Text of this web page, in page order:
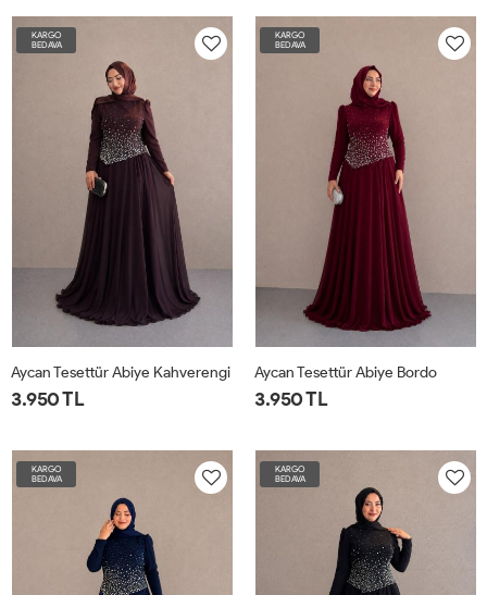
KARGO
BEDAVA
Aycan Tesettür Abiye Kahverengi
3.950 TL
KARGO
BEDAVA
Aycan Tesettür Abiye Bordo
3.950 TL
KARGO
BEDAVA
KARGO
BEDAVA